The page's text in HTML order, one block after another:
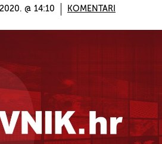
@ 14:10 KOMENTARI